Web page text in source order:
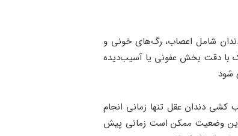
شامل اعصاب، رگ‌های خونی و
با دقت بخش عفونی یا آسیب‌دیده
شود
دندان عقل تنها زمانی انجام
وضعیت ممکن است زمانی پیش